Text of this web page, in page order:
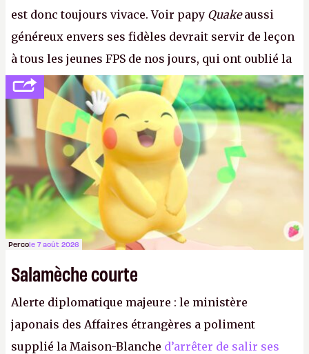
est donc toujours vivace. Voir papy Quakeaussi
généreux envers ses fidèles devrait servir de leçon
à tous les jeunes FPS de nos jours, qui ont oublié la
politesse et le respect envers leurs joueurs et les
anciens. Il leur faudrait une bonne guerre des
consoles à ces petits cons !
Percole 7 août 2026
Salamèche courte
Alerte diplomatique majeure : le ministère
japonais des Affaires étrangères a poliment
supplié la Maison-Blanche d’arrêter de salir ses